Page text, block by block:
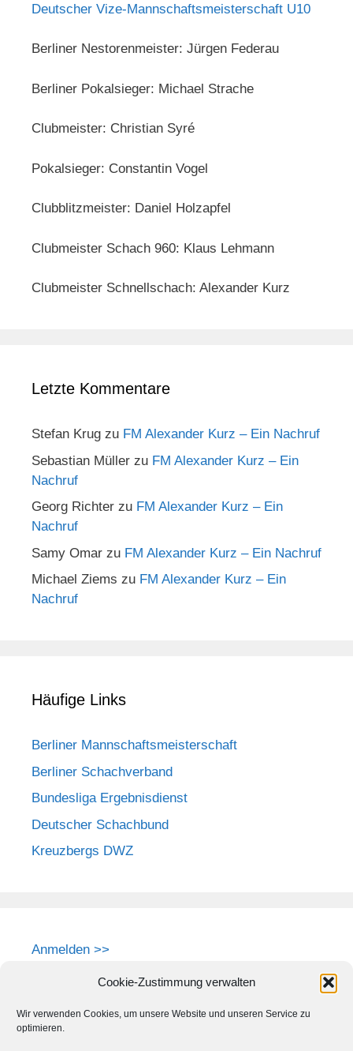
Cookie-Zustimmung verwalten
Wir verwenden Cookies, um unsere Website und unseren Service zu
optimieren.
Deutscher Vize-Mannschaftsmeisterschaft U10
Berliner Nestorenmeister: Jürgen Federau
Berliner Pokalsieger: Michael Strache
Clubmeister: Christian Syré
Pokalsieger: Constantin Vogel
Clubblitzmeister: Daniel Holzapfel
Clubmeister Schach 960: Klaus Lehmann
Clubmeister Schnellschach: Alexander Kurz
Letzte Kommentare
Stefan Krug zu FM Alexander Kurz – Ein Nachruf
Sebastian Müller zu FM Alexander Kurz – Ein
Nachruf
Georg Richter zu FM Alexander Kurz – Ein
Nachruf
Samy Omar zu FM Alexander Kurz – Ein Nachruf
Michael Ziems zu FM Alexander Kurz – Ein
Nachruf
Häufige Links
Berliner Mannschaftsmeisterschaft
Berliner Schachverband
Bundesliga Ergebnisdienst
Deutscher Schachbund
Kreuzbergs DWZ
Anmelden >>